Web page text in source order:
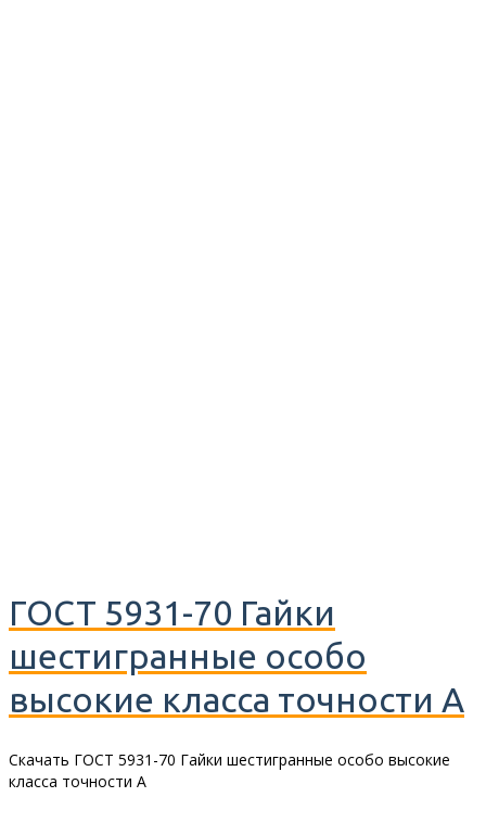
ГОСТ 5931-70 Гайки
шестигранные особо
высокие класса точности А
Скачать ГОСТ 5931-70 Гайки шестигранные особо высокие
класса точности А